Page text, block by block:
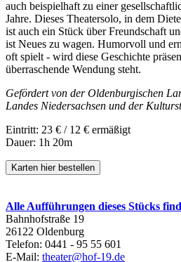
auch beispielhaft zu einer
Jahre. Dieses Theatersolo, in dem
ist auch ein Stück über Freundschaft
ist Neues zu wagen. Humorvoll und
oft spielt - wird diese Geschichte
überraschende Wendung steht.
Gefördert von der Oldenburgischen
Landes Niedersachsen und der
Eintritt: 23 € / 12 € ermäßigt
Dauer: 1h 20m
Karten hier bestellen
Alle Aufführungen dieses Stücks
Bahnhofstraße 19
26122 Oldenburg
Telefon: 0441 - 95 55 601
E-Mail: theater@hof-19.de